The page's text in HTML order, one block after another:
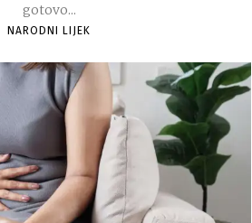
gotovo...
NARODNI LIJEK